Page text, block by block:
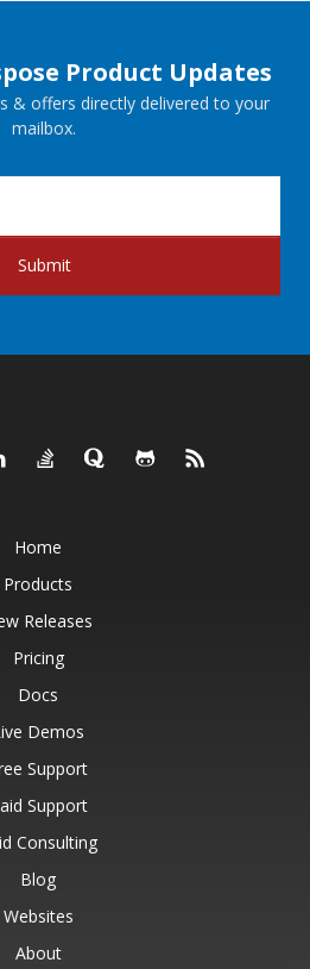
Product Updates
& offers directly delivered to your
mailbox.
Submit
Home
Products
Releases
Pricing
Docs
Demos
Support
Support
Consulting
Blog
Websites
About